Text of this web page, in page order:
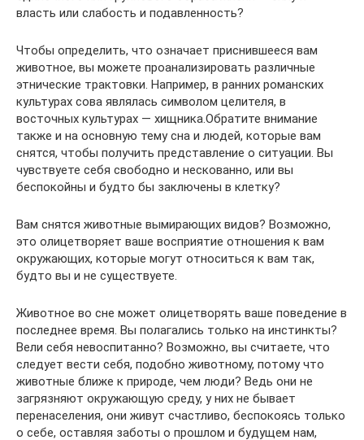
власть или слабость и подавленность?
Чтобы определить, что означает приснившееся вам
животное, вы можете проанализировать различные
этнические трактовки. Например, в ранних романских
культурах сова являлась символом целителя, в
восточных культурах — хищника.Обратите внимание
также и на основную тему сна и людей, которые вам
снятся, чтобы получить представление о ситуации. Вы
чувствуете себя свободно и нескованно, или вы
беспокойны и будто бы заключены в клетку?
Вам снятся животные вымирающих видов? Возможно,
это олицетворяет ваше восприятие отношения к вам
окружающих, которые могут относиться к вам так,
будто вы и не существуете.
Животное во сне может олицетворять ваше поведение в
последнее время. Вы полагались только на инстинкты?
Вели себя невоспитанно? Возможно, вы считаете, что
следует вести себя, подобно животному, потому что
животные ближе к природе, чем люди? Ведь они не
загрязняют окружающую среду, у них не бывает
перенаселения, они живут счастливо, беспокоясь только
о себе, оставляя заботы о прошлом и будущем нам,